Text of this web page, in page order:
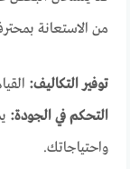
من الاستعانة
توفير التكاليف:
التحكم في الجودة:
واحتياجاتك.